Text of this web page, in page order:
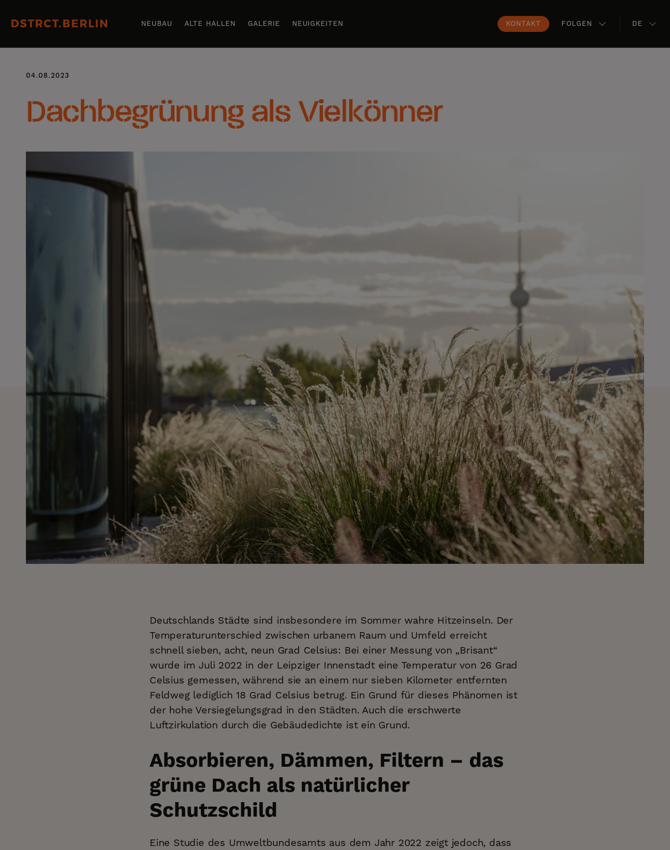
NEUBAU ALTE HALLEN GALERIE NEUIGKEITEN KONTAKT FOLGEN DE
04.08.2023
Dachbegrünung als Vielkönner
Deutschlands Städte sind insbesondere im Sommer wahre Hitzeinseln. Der
Temperaturunterschied zwischen urbanem Raum und Umfeld erreicht
schnell sieben, acht, neun Grad Celsius: Bei einer Messung von „Brisant“
wurde im Juli 2022 in der Leipziger Innenstadt eine Temperatur von 26 Grad
Celsius gemessen, während sie an einem nur sieben Kilometer entfernten
Feldweg lediglich 18 Grad Celsius betrug. Ein Grund für dieses Phänomen ist
der hohe Versiegelungsgrad in den Städten. Auch die erschwerte
Luftzirkulation durch die Gebäudedichte ist ein Grund.
Absorbieren, Dämmen, Filtern – das
grüne Dach als natürlicher
Schutzschild
Eine Studie des Umweltbundesamts aus dem Jahr 2022 zeigt jedoch, dass